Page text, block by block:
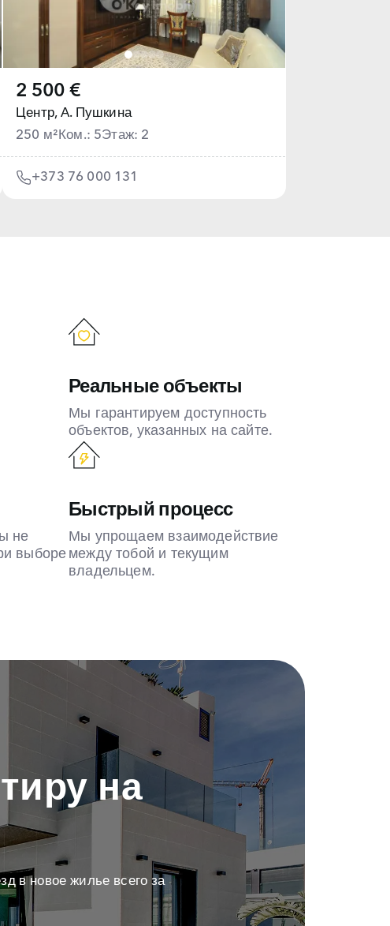
2 500 €
Центр, А. Пушкина
250 м² Ком.: 5Этаж: 2
+373 76 000 131
Реальные объекты
Мы гарантируем доступность
объектов, указанных на сайте.
не
выборе
Быстрый процесс
Мы упрощаем взаимодействие
между тобой и текущим
владельцем.
на
в новое жилье всего за